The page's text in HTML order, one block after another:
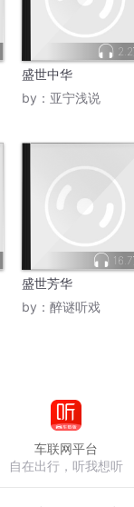
盛世中华
by： 亚宁浅说
盛世芳华
by： 醉谜听戏
车联网平台
自在出行，听我想听